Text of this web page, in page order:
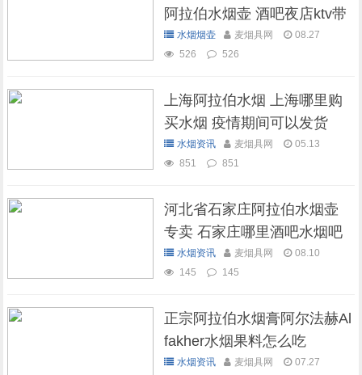
阿拉伯水烟壶 酒吧夜店ktv带
灯水烟壶
水烟烟壶 麦烟具网
08.27
526
526
上海阿拉伯水烟 上海哪里购
买水烟 疫情期间可以发货
吗？水烟资讯 麦烟具网
05.13
851
851
河北省石家庄阿拉伯水烟壶
专卖 石家庄哪里酒吧水烟吧
可以抽水烟
水烟资讯 麦烟具网
08.10
145
145
正宗阿拉伯水烟膏阿尔法赫Al
fakher水烟果料怎么吃
水烟资讯 麦烟具网
07.27